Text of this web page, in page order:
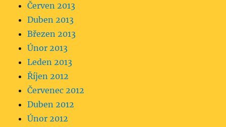
Červen 2013
Duben 2013
Březen 2013
Únor 2013
Leden 2013
Říjen 2012
Červenec 2012
Duben 2012
Únor 2012